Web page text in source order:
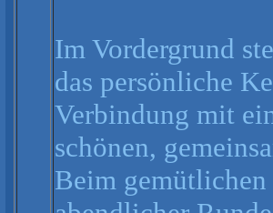
Im Vordergrund
das persönliche
Verbindung mit
schönen,
Beim